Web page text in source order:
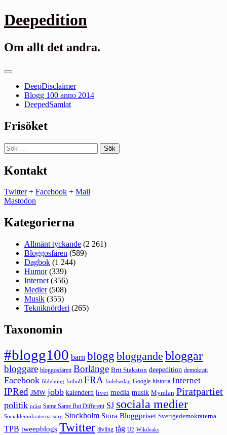
Gå
till
Deepedition
Om allt det andra.
Primär
DeepDisclaimer
Blogg 100 anno 2014
DeepedSamlat
Frisöket
Sök
efter:
Kontakt
Twitter+ Facebook + Mail
Mastodon
Kategorierna
Allmänt tyckande (2 261)
Bloggosfären (589)
Dagbok (1 244)
Humor(339)
Internet (356)
Medier(508)
Musik (355)
Tekniknörderi (265)
Taxonomin
#blogg100 barn blogg bloggande bloggar
bloggare bloggosfären Borlänge Brit Stakston deepedition demokrati
Facebook fildelning fotboll FRA födelsedag Google historia Internet
IPRed JMW jobb kalendern livet media musik Mymlan Piratpartiet
politik präst Same Same But Different SJ sociala medier
Socialdemokraterna sorg Stockholm Stora Bloggpriset Sverigedemokraterna
TPB tweepblogs Twitter tävling tåg U2 Wikileaks